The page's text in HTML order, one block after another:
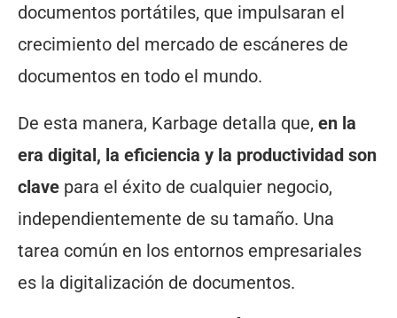
documentos portátiles, que impulsaran el
crecimiento del mercado de escáneres de
documentos en todo el mundo.
De esta manera, Karbage detalla que, en la
era digital, la eficiencia y la productividad son
clave para el éxito de cualquier negocio,
independientemente de su tamaño. Una
tarea común en los entornos empresariales
es la digitalización de documentos.